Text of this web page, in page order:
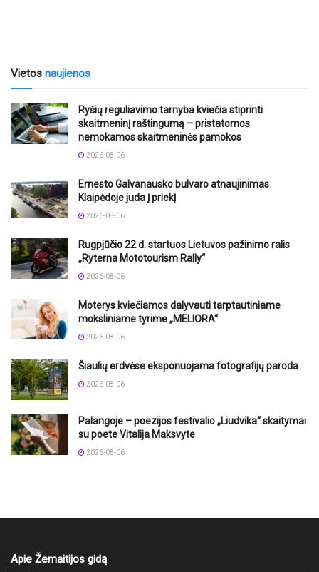
Vietos naujienos
Ryšių reguliavimo tarnyba kviečia stiprinti
skaitmeninį raštingumą – pristatomos
nemokamos skaitmeninės pamokos
2026-08-06
Ernesto Galvanausko bulvaro atnaujinimas
Klaipėdoje juda į priekį
2026-08-06
Rugpjūčio 22 d. startuos Lietuvos pažinimo ralis
„Ryterna Mototourism Rally“
2026-08-06
Moterys kviečiamos dalyvauti tarptautiniame
moksliniame tyrime „MELIORA“
2026-08-06
Šiaulių erdvėse eksponuojama fotografijų paroda
2026-08-06
Palangoje – poezijos festivalio „Liudvika“ skaitymai
su poete Vitalija Maksvyte
2026-08-06
Apie Žemaitijos gidą